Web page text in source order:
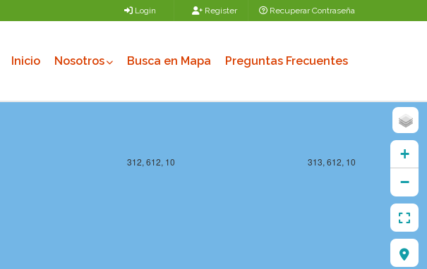
Login Register Recuperar Contraseña
Inicio Nosotros Busca en Mapa Preguntas Frecuentes
312, 612, 10 313, 612, 10
+
−